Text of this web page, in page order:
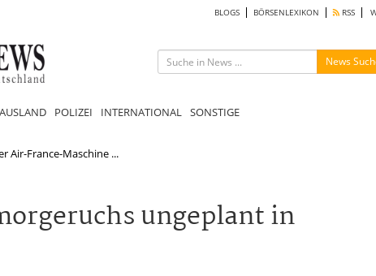
BLOGS BÖRSENLEXIKON RSS
News
AUSLAND POLIZEI INTERNATIONAL SONSTIGE
Air-France-Maschine ...
ungeplant in